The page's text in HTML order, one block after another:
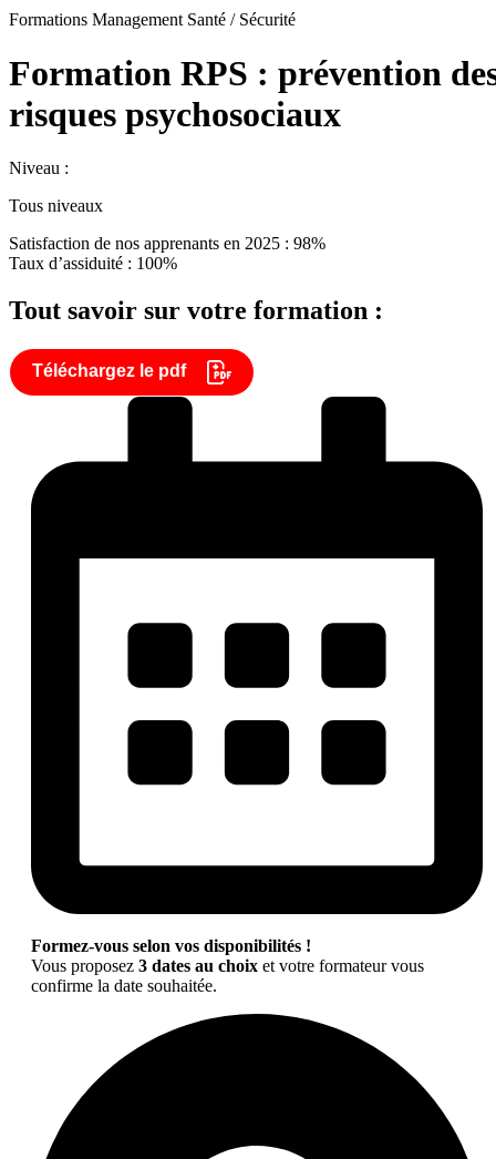
Formations Management Santé / Sécurité
Formation RPS : prévention
risques psychosociaux
Niveau :
Tous niveaux
Satisfaction de nos apprenants en 2025 : 98%
Taux d’assiduité : 100%
Tout savoir sur votre formation :
Téléchargez le pdf
Formez-vous selon vos disponibilités !
Vous proposez 3 dates au choix et votre formateur vous
confirme la date souhaitée.